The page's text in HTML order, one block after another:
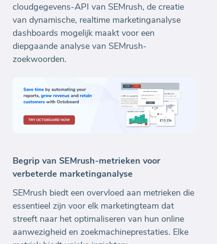
cloudgegevens-API van SEMrush, de creatie
van dynamische, realtime marketinganalyse
dashboards mogelijk maakt voor een
diepgaande analyse van SEMrush-
zoekwoorden.
Begrip van SEMrush-metrieken voor
verbeterde marketinganalyse
SEMrush biedt een overvloed aan metrieken die
essentieel zijn voor elk marketingteam dat
streeft naar het optimaliseren van hun online
aanwezigheid en zoekmachineprestaties. Elke